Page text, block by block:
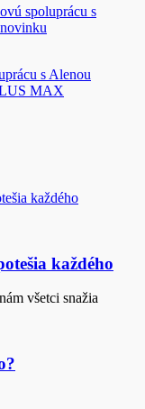
s Alenou
MAX
každého
všetci snažia